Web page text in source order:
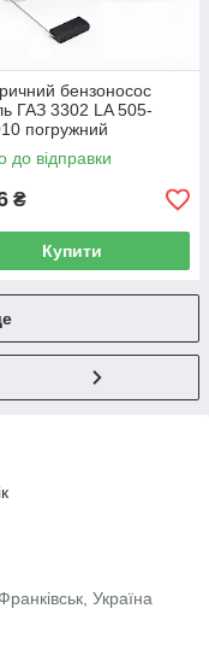
бензоносос
ГАЗ 3302 LA 505-
погружний
до відправки
₴
Купити
Україна